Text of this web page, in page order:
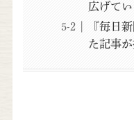
広げてい
『毎日
た記事